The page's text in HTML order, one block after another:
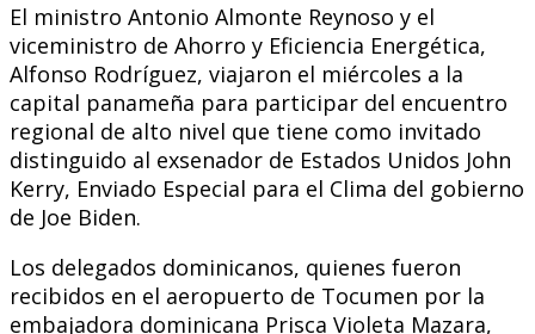
El ministro Antonio Almonte Reynoso y el
viceministro de Ahorro y Eficiencia Energética,
Alfonso Rodríguez, viajaron el miércoles a la
capital panameña para participar del encuentro
regional de alto nivel que tiene como invitado
distinguido al exsenador de Estados Unidos John
Kerry, Enviado Especial para el Clima del gobierno
de Joe Biden.
Los delegados dominicanos, quienes fueron
recibidos en el aeropuerto de Tocumen por la
embajadora dominicana Prisca Violeta Mazara,